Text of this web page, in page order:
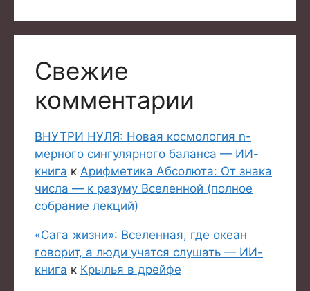
Свежие
комментарии
ВНУТРИ НУЛЯ: Новая космология n-
мерного сингулярного баланса — ИИ-
книга к Арифметика Абсолюта: От знака
числа — к разуму Вселенной (полное
собрание лекций)
«Сага жизни»: Вселенная, где океан
говорит, а люди учатся слушать — ИИ-
книга к Крылья в дрейфе